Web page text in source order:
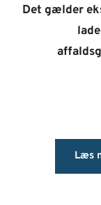
Det gælder
Læs